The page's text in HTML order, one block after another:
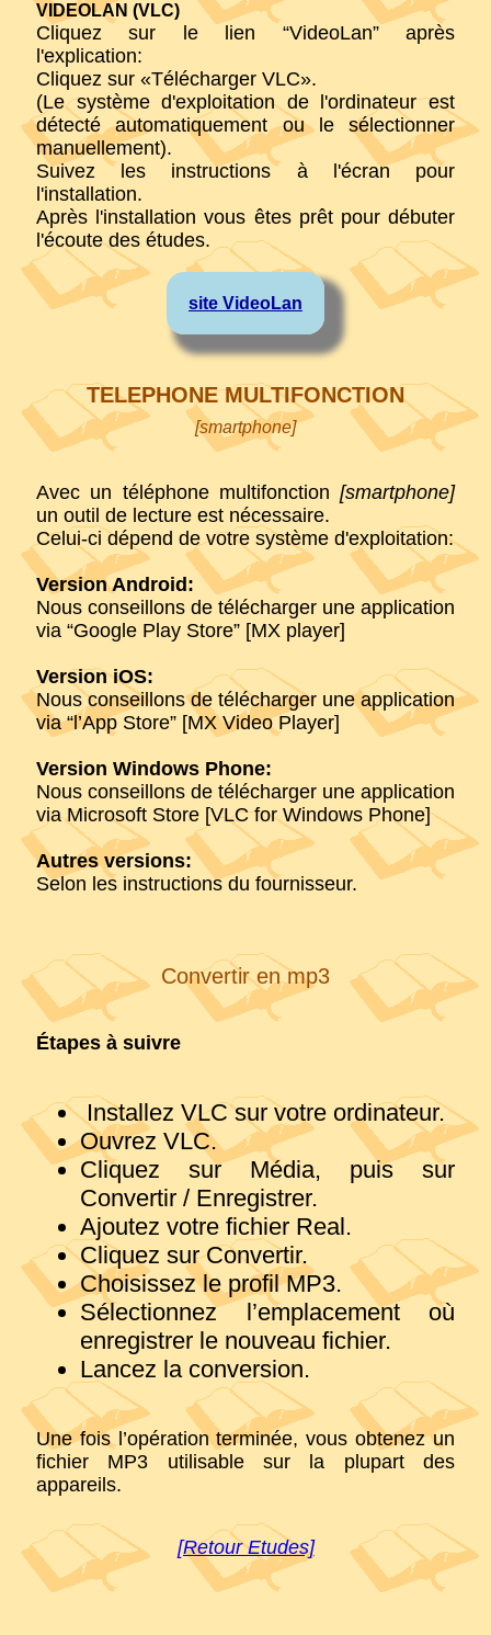
VIDEOLAN (VLC)
Cliquez sur le lien “VideoLan” après
l'explication:
Cliquez sur «Télécharger VLC».
(Le système d'exploitation de l'ordinateur est
détecté automatiquement ou le sélectionner
manuellement).
Suivez les instructions à l'écran pour
l'installation.
Après l'installation vous êtes prêt pour débuter
l'écoute des études.
site VideoLan
TELEPHONE MULTIFONCTION
[smartphone]
Avec un téléphone multifonction [smartphone]
un outil de lecture est nécessaire.
Celui-ci dépend de votre système d'exploitation:
Version Android:
Nous conseillons de télécharger une application
via “Google Play Store” [MX player]
Version iOS:
Nous conseillons de télécharger une application
via “l’App Store” [MX Video Player]
Version Windows Phone:
Nous conseillons de télécharger une application
via Microsoft Store [VLC for Windows Phone]
Autres versions:
Selon les instructions du fournisseur.
Convertir en mp3
Étapes à suivre
Installez VLC sur votre ordinateur.
Ouvrez VLC.
Cliquez sur Média, puis sur
Convertir / Enregistrer.
Ajoutez votre fichier Real.
Cliquez sur Convertir.
Choisissez le profil MP3.
Sélectionnez l’emplacement où
enregistrer le nouveau fichier.
Lancez la conversion.
Une fois l’opération terminée, vous obtenez un
fichier MP3 utilisable sur la plupart des
appareils.
[Retour Etudes]